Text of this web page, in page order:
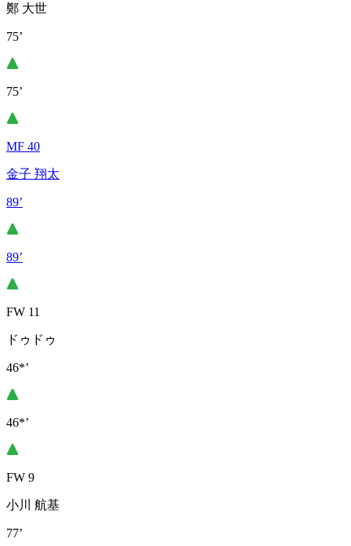
鄭 大世
75’
75’
MF 40
金子 翔太
89’
89’
FW 11
ドゥドゥ
46*’
46*’
FW 9
小川 航基
77’